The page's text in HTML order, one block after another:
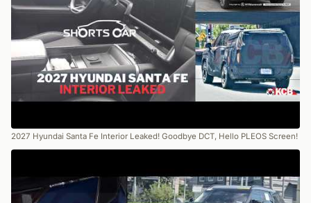
2027 Hyundai Santa Fe Interior Leaked! Goodbye DCT, Hello PLEOS Screen!